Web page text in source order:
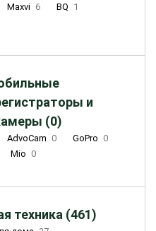
Maxvi 6 BQ 1
и
(0)
AdvoCam 0 GoPro 0
Mio 0
техника (461)